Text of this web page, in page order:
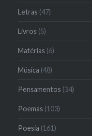
Letras (47)
Livros (5)
Matérias (6)
Música (48)
Pensamentos (34)
Poemas (103)
Poesia (161)